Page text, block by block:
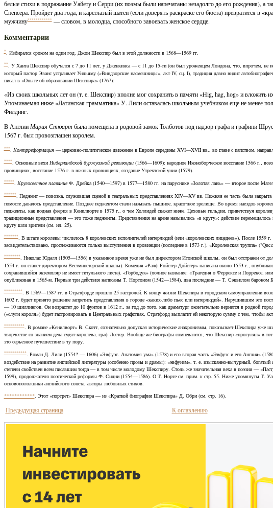
белые стихи в подражание Уайету и Серри (их поэмы были напечатаны незадолго до его рождения), а
Спенсера. Пройдет два года, и кареглазый шатен (если доверять раскраске его бюста) превратится в
мужчину************— словом, в молодца, способного завоевать женское сердце.
Комментарии
*. Избирался сроком на один год. Джон Шекспир был в этой должности в 1568—1569 гг.
**. У Ханта Шекспир обучался с 7 до 11 лет, у Дженкинса — с 11 до 15-ти (он был уроженцем Лондона, что, впрочем, не
который пастор Эванс устраивает Уильяму («Виндзорские насмешницы», акт IV, сц. I), традиция давно видит
писал в «Опыте об образовании Шекспира» (1767):
«Из своих школьных лет он (т. е. Шекспир) вполне мог сохранить в памяти «Hig, hag, hog» и вложить
Упоминаемая ниже «Латинская грамматика» У. Лили оставалась школьным учебником еще не менее
Филдинг.
В Англии Мария Стюарт была помещена в родовой замок Толботов под надзор графа и графини
1567 г. был провозглашен королем.
***. Контрреформация— церковно-политическое движение в Европе середины XVI—XVII вв., во главе с папством,
****. Основные вехи Нидерландской буржуазной революции(1566—1609): народное Иконоборческое восстание 1566 г.,
провинциях, восстание 1576 г. в южных провинциях, создание Утрехтской унии (1579).
*****. Кругосветное плаваниеФ. Дрейка (1540—1597) в 1577—1580 гг. на паруснике «Золотая лань» — второе после
******. Педжент — повозка, служившая сценой в театральных представлениях XIV—XV вв. Нижняя ее часть была закрыта
помосте давалось представление. Позднее педжентом стали называть пышное, красочное зрелище. Во время наездов
педженты, как водная феерия в Кенилворте в 1575 г., о чем Холлидей скажет ниже. Цеховые гильдии, приветствуя
традиционные представления — это тоже педженты. Представления на арене назывались «в кругу»: действие
кругу шли зрители (см. ил. 25).
*******. В штате королевы числилось 8 королевских исполнителей интерлюдий (или «королевских лицедеев»). После 1559
засвидетельствовано, прослеживаются только выступления в провинции (последнее в 1573 г.). «Королевская труппа»
********. Николас Юдалл (1505—1556) в указанное время уже не был директором Итонской школы, он был отстранен от
1554 г. он станет директором Вестминстерской школы). Комедия «Ралф Ройстер Дойстер» написана около 1553 г.,
сохранившийся экземпляр не имеет титульного листа). «Горбодук» (полное название: «Трагедия о Феррексе и Поррексе,
опубликован в 1565-м. Первые три действия написаны Т. Нортоном (1542—1584), два последние — Т. Сэквилом бароном
*********. В 1569—1587 гг. в Стратфорде прошло 25 гастролей. К концу жизни Шекспира в городском самоуправлении
1602 г. будет принято решение запретить представления в городе «каких-либо пьес или интерлюдий». Нарушившим это
— 10 шиллингов. Он возрастет до 10 фунтов в 1612 г., за год до того, как драматург окончательно вернется в родной
(«слуги короля») будет гастролировать в Центральных графствах, Стратфорд выплатит ей некоторую сумму с тем, чтобы
**********. В романе «Кенилворт» В. Скотт, сознательно допуская исторические анахронизмы, показывает Шекспира уже
творчестве со знанием дела судят королева, граф Лестер. Вообще же биографы сомневаются, что Шекспир «прогулял» в
это серьезное путешествие в ту пору.
***********. Роман Д. Лили (1554? — 1606) «Эвфуэс. Анатомия ума» (1578) и его вторая часть «Эвфуэс и его Англия» (1580)
воздействие на развитие английской литературы (особенно прозы и драмы): «эвфуизм», т. е. изысканно-вычурный,
степени свойствен всем писавшим тогда — в том числе молодому Шекспиру. Столь же значительная веха в поэзии —
1599), продолжателя поэтической реформы Ф. Сидни (1554—1586). О Т. Норте см. прим. к стр. 55. Ниже упомянуты Т.
основоположники английского сонета, авторы любовных стихов.
************. Этот «портрет» Шекспира — из «Краткой биографии Шекспира» Д. Обри (см. стр. 16).
Предыдущая страница К оглавлению